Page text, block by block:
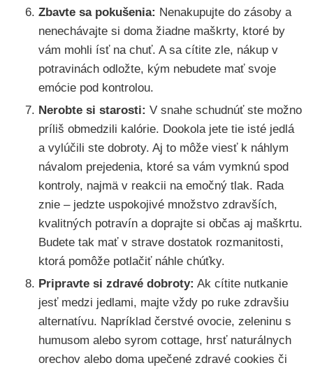
Zbavte sa pokušenia: Nenakupujte do zásoby a
nenechávajte si doma žiadne maškrty, ktoré by
vám mohli ísť na chuť. A sa cítite zle, nákup v
potravinách odložte, kým nebudete mať svoje
emócie pod kontrolou.
Nerobte si starosti: V snahe schudnúť ste možno
príliš obmedzili kalórie. Dookola jete tie isté jedlá
a vylúčili ste dobroty. Aj to môže viesť k náhlym
návalom prejedenia, ktoré sa vám vymknú spod
kontroly, najmä v reakcii na emočný tlak. Rada
znie – jedzte uspokojivé množstvo zdravších,
kvalitných potravín a doprajte si občas aj maškrtu.
Budete tak mať v strave dostatok rozmanitosti,
ktorá pomôže potlačiť náhle chúťky.
Pripravte si zdravé dobroty: Ak cítite nutkanie
jesť medzi jedlami, majte vždy po ruke zdravšiu
alternatívu. Napríklad čerstvé ovocie, zeleninu s
humusom alebo syrom cottage, hrsť naturálnych
orechov alebo doma upečené zdravé cookies či